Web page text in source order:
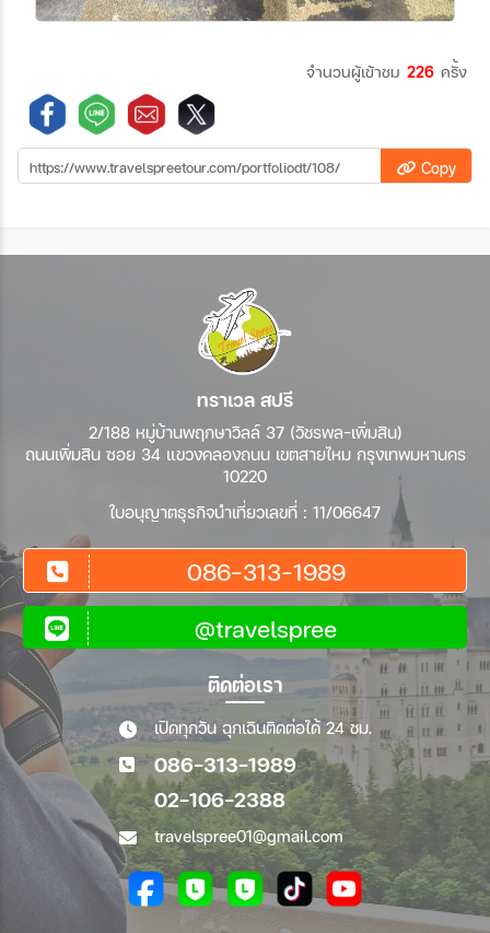
จำนวนผู้เข้าชม 226 ครั้ง
Copy
ทราเวล สปรี
2/188 หมู่บ้านพฤกษาวิลล์ 37 (วัชรพล-เพิ่มสิน)
ถนนเพิ่มสิน ซอย 34 แขวงคลองถนน เขตสายไหม กรุงเทพมหานคร
10220
ใบอนุญาตธุรกิจนำเที่ยวเลขที่ : 11/06647
086-313-1989
@travelspree
ติดต่อเรา
เปิดทุกวัน ฉุกเฉินติดต่อได้ 24 ชม.
086-313-1989
02-106-2388
travelspree01@gmail.com